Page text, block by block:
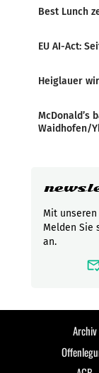
Best Lunch
EU AI-Act:
Heiglauer
McDonald’s
Waidhofen/
Mit
Melden Sie
an.
Archiv